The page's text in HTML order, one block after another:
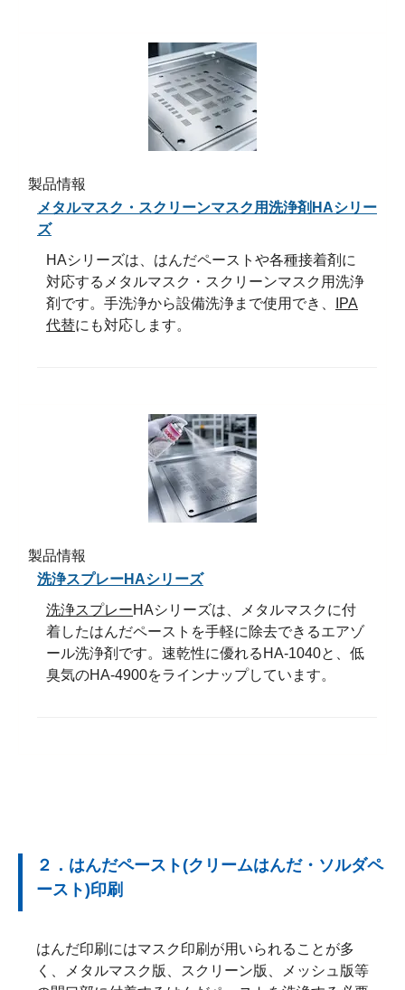
製品情報
メタルマスク・スクリーンマスク用洗浄剤HAシリー
ズ
HAシリーズは、はんだペーストや各種接着剤に
対応するメタルマスク・スクリーンマスク用洗浄
剤です。手洗浄から設備洗浄まで使用でき、
IPA
代替にも対応します。
製品情報
洗浄スプレーHAシリーズ
洗浄スプレーHAシリーズは、メタルマスクに付
着したはんだペーストを手軽に除去できるエアゾ
ール洗浄剤です。速乾性に優れるHA-1040と、低
臭気のHA-4900をラインナップしています。
２．はんだペースト(クリームはんだ・ソルダペ
ースト)印刷
はんだ印刷にはマスク印刷が用いられることが多
く、メタルマスク版、スクリーン版、メッシュ版等